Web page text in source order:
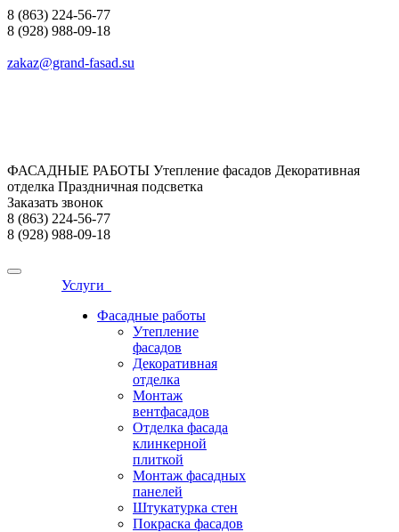
8 (863) 224-56-77
8 (928) 988-09-18
zakaz@grand-fasad.su
ФАСАДНЫЕ РАБОТЫ Утепление фасадов Декоративная
отделка Праздничная подсветка
Заказать звонок
8 (863) 224-56-77
8 (928) 988-09-18
Услуги
Фасадные работы
Утепление
фасадов
Декоративная
отделка
Монтаж
вентфасадов
Отделка фасада
клинкерной
плиткой
Монтаж фасадных
панелей
Штукатурка стен
Покраска фасадов